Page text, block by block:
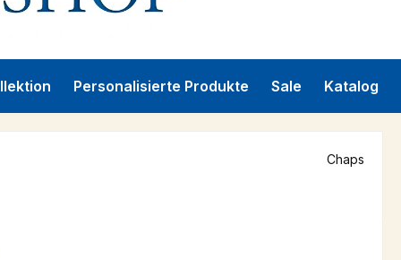
Personalisierte Produkte Sale Katalog
Chaps